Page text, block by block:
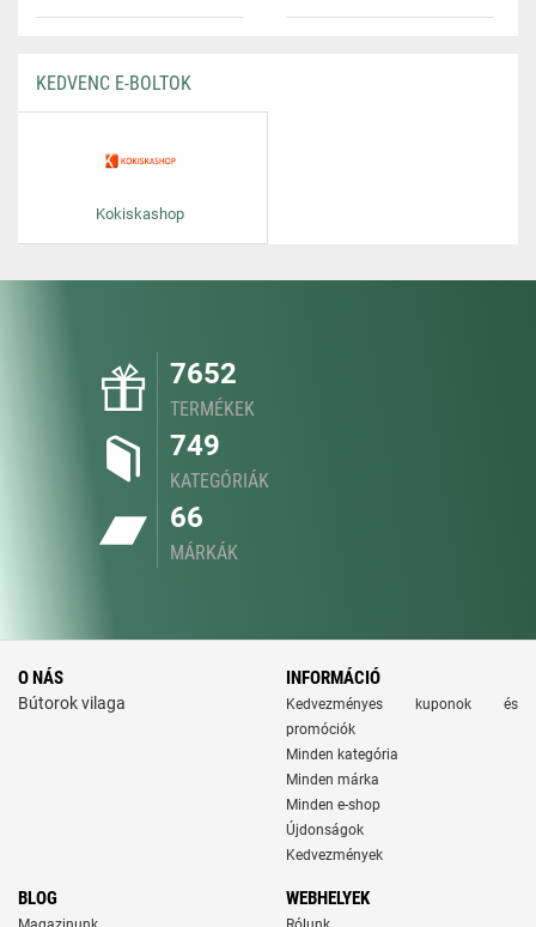
KEDVENC E-BOLTOK
Kokiskashop
7652
TERMÉKEK
749
KATEGÓRIÁK
66
MÁRKÁK
O NÁS
Bútorok vilaga
INFORMÁCIÓ
Kedvezményes kuponok és
promóciók
Minden kategória
Minden márka
Minden e-shop
Újdonságok
Kedvezmények
BLOG WEBHELYEK